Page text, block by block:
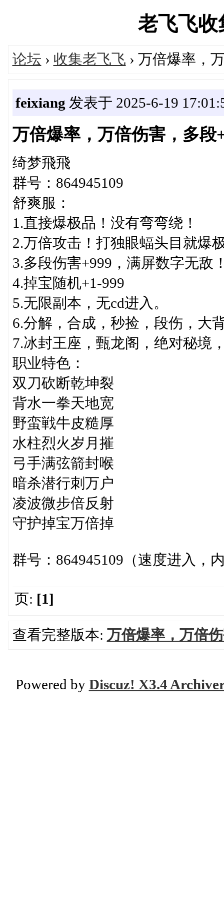
老飞飞
论坛 › 收集老飞飞 › 万倍爆率，
feixiang 发表于 2025-6-19
万倍爆率，万倍伤害，多段
绮梦飛飛
群号：864945109
舒爽服：
1.直接爆极品！没有弯弯绕！
2.万倍攻击！打独眼蝠头目就爆
3.多段伤害+999，满屏数字无敌
4.掉宝随机+1-999
5.无限副本，无cd进入。
6.分解，合成，秒捡，段伤，大
7.冰封王座，甄龙阁，绝对秘境
职业特色：
双刀砍断乾坤裂
背水一拳天地宽
野蛮戦牛皮糙厚
水柱烈火岁月摧
弓手满弦箭封喉
暗杀潜行刺万户
凌波微步倍反射
守护掉宝万倍掉
群号：864945109（速度进入，
页: [1]
查看完整版本: 万倍爆率，万倍
Powered by Discuz! X3.4